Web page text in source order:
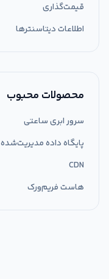
قیمت‌گذاری
اطلاعات دیتاسنترها
محصولات محبوب
سرور ابری ساعتی
پایگاه داده مدیریت‌شده
CDN
هاست فریم‌ورک